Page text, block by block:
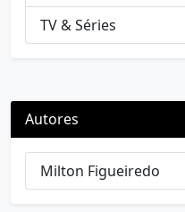
TV & Séries
Autores
Milton Figueiredo